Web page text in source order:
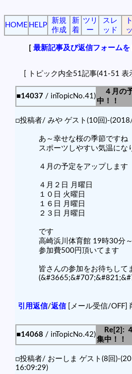
HOME HELP
新規
作成
新
着
ツリ
ー
スレ
ッド
[ 最新記事及び返信フォーム
[ トピック内全51記事(41-51
■14037 / inTopicNo.41)
４月の
中！！
□投稿者/ みや ゲスト(10回)-
あ～幸せな桜の季節ですね
スポーツしやすい気温にな
４月の予定をアップします
４月２日 月曜日
１０日 火曜日
１６日 月曜日
２３日 月曜日
です
高崎浜川体育館 19時30分
参加費500円頂いてます
皆さんの参加をお待ちして
引用返信/返信[メール受信/OFF]
■14068 / inTopicNo.42)
Re[2]:
集中！！
□投稿者/ おーしま ゲスト(8回)-
16:09:29)